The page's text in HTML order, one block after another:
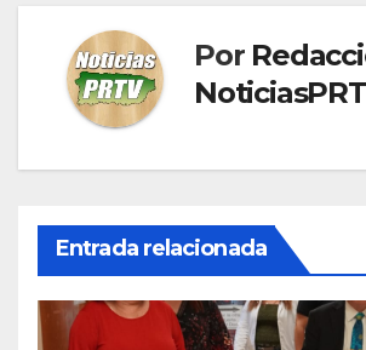
Por
Entrada relacionada